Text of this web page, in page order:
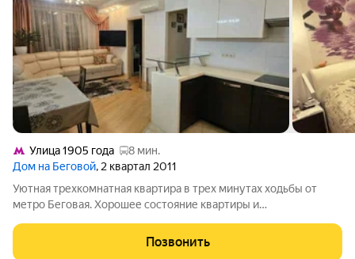
Улица 1905 года
8 мин.
Дом на Беговой, 2 квартал 2011
Уютная трехкомнатная квартира в трех минутах ходьбы от
метро Беговая. Хорошее состояние квартиры и
кухня-гостиная, 2 санузла. Один взрослый собственник.
Полная стоимость в договоре. Выписка
Позвонить